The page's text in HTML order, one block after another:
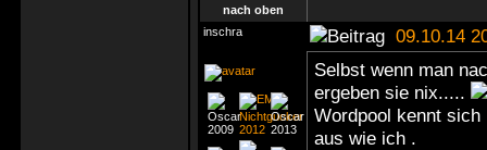
nach oben
inschra
09.10.14
Selbst wenn man
ergeben sie nix.....
Wordpool kennt sich
aus wie ich .